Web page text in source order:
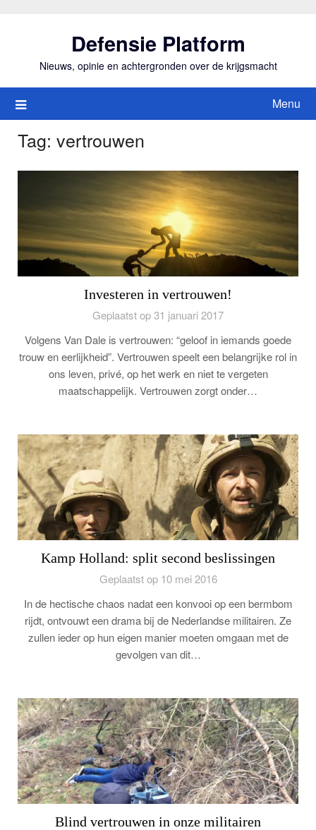
Defensie Platform
Nieuws, opinie en achtergronden over de krijgsmacht
Menu
Tag: vertrouwen
Investeren in vertrouwen!
Geplaatst op 31 januari 2017
Volgens Van Dale is vertrouwen: “geloof in iemands goede
trouw en eerlijkheid”. Vertrouwen speelt een belangrijke rol in
ons leven, privé, op het werk en niet te vergeten
maatschappelijk. Vertrouwen zorgt onder…
Kamp Holland: split second beslissingen
Geplaatst op 10 mei 2016
In de hectische chaos nadat een konvooi op een bermbom
rijdt, ontvouwt een drama bij de Nederlandse militairen. Ze
zullen ieder op hun eigen manier moeten omgaan met de
gevolgen van dit…
Blind vertrouwen in onze militairen